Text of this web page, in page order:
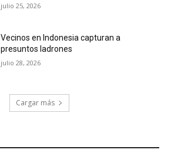
julio 25, 2026
Vecinos en Indonesia capturan a
presuntos ladrones
julio 28, 2026
Cargar más